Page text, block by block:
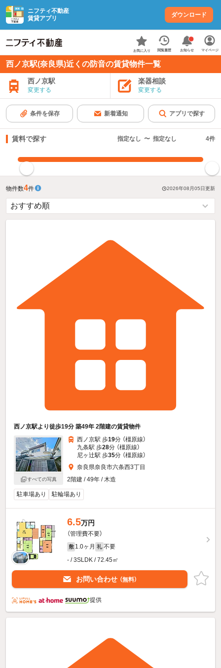
ニフティ不動産
賃貸アプリ
ダウンロード
お気に入り 閲覧履歴 お知らせ マイページ
西ノ京駅(奈良県)近くの防音の賃貸物件一覧
西ノ京駅
変更する
楽器相談
変更する
条件を保存 新着通知 アプリで探す
賃料で探す 指定なし 〜 指定なし 4件
物件数4件 2026年08月05日更新
西ノ京駅より徒歩19分 築49年 2階建の賃貸物件
すべての写真
西ノ京駅 歩19分 （橿原線）
九条駅 歩28分 （橿原線）
尼ヶ辻駅 歩35分 （橿原線）
奈良県奈良市六条西3丁目
2階建 / 49年 / 木造
駐車場あり 駐輪場あり
6.5万円
（管理費不要）
敷 1.0ヶ月 礼 不要
- / 3SLDK / 72.45㎡
お問い合わせ （無料）
提供